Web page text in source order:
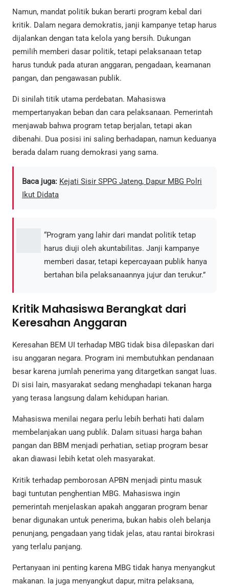
Namun, mandat politik bukan berarti program kebal dari
kritik. Dalam negara demokratis, janji kampanye tetap harus
dijalankan dengan tata kelola yang bersih. Dukungan
pemilih memberi dasar politik, tetapi pelaksanaan tetap
harus tunduk pada aturan anggaran, pengadaan, keamanan
pangan, dan pengawasan publik.
Di sinilah titik utama perdebatan. Mahasiswa
mempertanyakan beban dan cara pelaksanaan. Pemerintah
menjawab bahwa program tetap berjalan, tetapi akan
dibenahi. Dua posisi ini saling berhadapan, namun keduanya
berada dalam ruang demokrasi yang sama.
Baca juga: Kejati Sisir SPPG Jateng, Dapur MBG Polri
Ikut Didata
“Program yang lahir dari mandat politik tetap
harus diuji oleh akuntabilitas. Janji kampanye
memberi dasar, tetapi kepercayaan publik hanya
bertahan bila pelaksanaannya jujur dan terukur.”
Kritik Mahasiswa Berangkat dari
Keresahan Anggaran
Keresahan BEM UI terhadap MBG tidak bisa dilepaskan dari
isu anggaran negara. Program ini membutuhkan pendanaan
besar karena jumlah penerima yang ditargetkan sangat luas.
Di sisi lain, masyarakat sedang menghadapi tekanan harga
yang terasa langsung dalam kehidupan harian.
Mahasiswa menilai negara perlu lebih berhati hati dalam
membelanjakan uang publik. Dalam situasi harga bahan
pangan dan BBM menjadi perhatian, setiap program besar
akan diawasi lebih ketat oleh masyarakat.
Kritik terhadap pemborosan APBN menjadi pintu masuk
bagi tuntutan penghentian MBG. Mahasiswa ingin
pemerintah menjelaskan apakah anggaran program benar
benar digunakan untuk penerima, bukan habis oleh belanja
penunjang, pengadaan yang tidak jelas, atau rantai birokrasi
yang terlalu panjang.
Pertanyaan ini penting karena MBG tidak hanya menyangkut
makanan. Ia juga menyangkut dapur, mitra pelaksana,